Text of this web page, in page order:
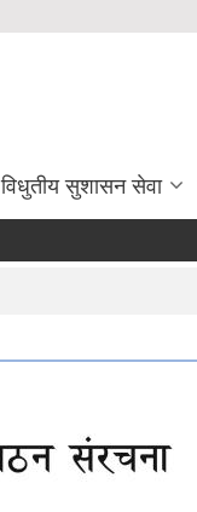
विधुतीय सुशासन सेवा